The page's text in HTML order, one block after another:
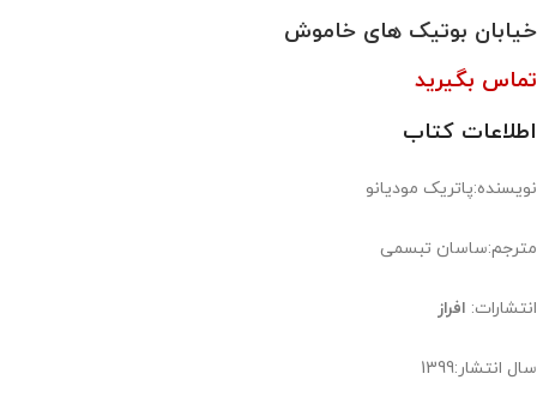
خیابان بوتیک های خاموش
تماس بگیرید
اطلاعات کتاب
نویسنده:پاتریک مودیانو
مترجم:ساسان تبسمی
انتشارات: افراز
سال انتشار:1399